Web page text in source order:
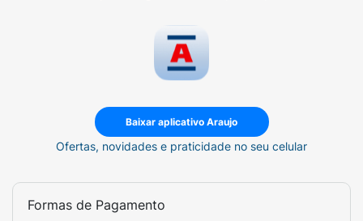
Baixar aplicativo Araujo
Ofertas, novidades e praticidade no seu celular
Formas de Pagamento